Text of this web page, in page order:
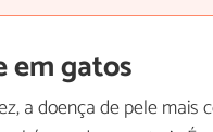
em gatos
a doença de pele